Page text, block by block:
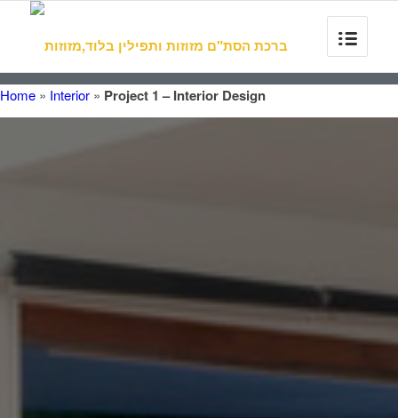
Home » Interior » Project 1 – Interior Design